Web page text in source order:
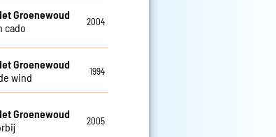
Groenewoud
cado
2004
Groenewoud
wind
1994
Groenewoud
2005